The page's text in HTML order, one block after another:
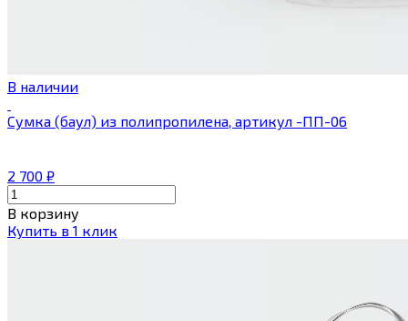
В наличии
Сумка (баул) из полипропилена, артикул -ПП-06
2 700 ₽
В корзину
Купить в 1 клик